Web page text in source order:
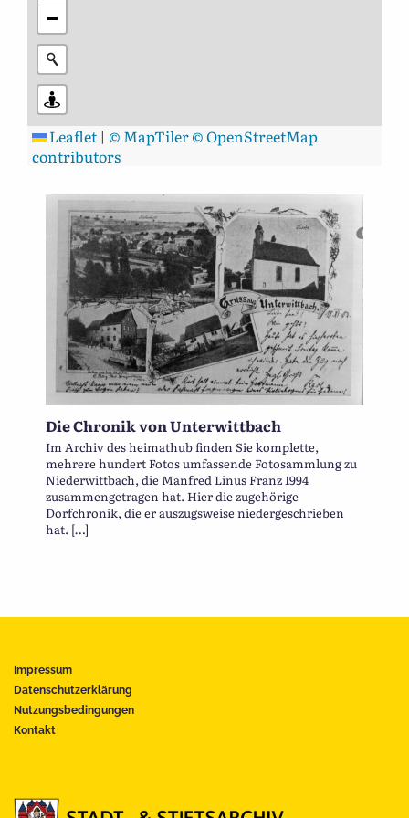
−
Leaflet | © MapTiler© OpenStreetMap
contributors
Die Chronik von Unterwittbach
Im Archiv des heimathub finden Sie komplette,
mehrere hundert Fotos umfassende Fotosammlung zu
Niederwittbach, die Manfred Linus Franz 1994
zusammengetragen hat. Hier die zugehörige
Dorfchronik, die er auszugsweise niedergeschrieben
hat. […]
Impressum
Datenschutzerklärung
Nutzungsbedingungen
Kontakt